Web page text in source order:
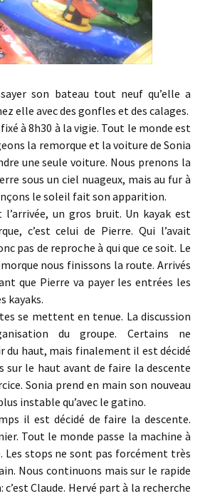
son bateau tout neuf qu’elle a
elle avec des gonfles et des calages.
à 8h30 à la vigie. Tout le monde est
la remorque et la voiture de Sonia
une seule voiture. Nous prenons la
sous un ciel nuageux, mais au fur à
le soleil fait son apparition.
l’arrivée, un gros bruit. Un kayak est
c’est celui de Pierre. Qui l’avait
pas de reproche à qui que ce soit. Le
nous finissons la route. Arrivés
que Pierre va payer les entrées les
kayaks.
se mettent en tenue. La discussion
du groupe. Certains ne
du haut, mais finalement il est décidé
sur le haut avant de faire la descente
Sonia prend en main son nouveau
instable qu’avec le gatino.
il est décidé de faire la descente.
Tout le monde passe la machine à
Les stops ne sont pas forcément très
Nous continuons mais sur le rapide
Claude. Hervé part à la recherche